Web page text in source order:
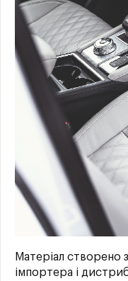
Матеріал створено
імпортера і